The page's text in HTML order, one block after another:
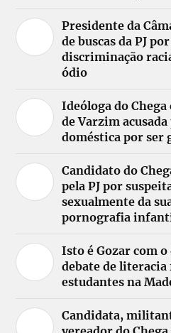
Presidente da
de buscas da PJ
discriminação
ódio
Ideóloga do Chega
de Varzim
doméstica por ser
Candidato do
pela PJ por
sexualmente da
pornografia
Isto é Gozar com
debate de
estudantes na
Candidata,